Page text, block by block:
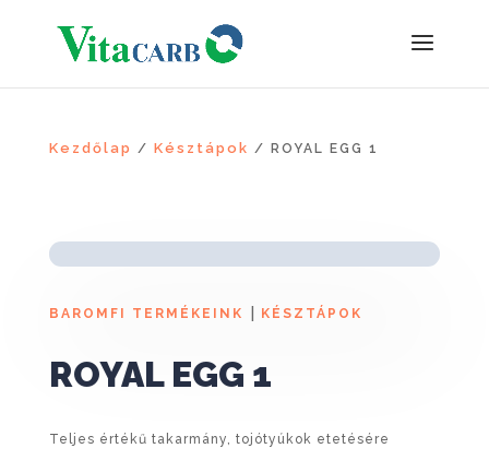
Kezdőlap / Késztápok / ROYAL EGG 1
BAROMFI TERMÉKEINK | KÉSZTÁPOK
ROYAL EGG 1
Teljes értékű takarmány, tojótyúkok etetésére